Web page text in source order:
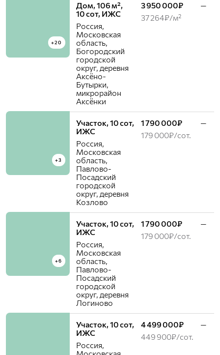
+20
Дом, 106 м²,
10 сот, ИЖС
Россия,
Московская
область,
Богородский
городской
округ, деревня
Аксёно-
Бутырки,
микрорайон
Аксёнки
3 950 000₽
37 264₽/м²
—
+3
Участок, 10 сот,
ИЖС
Россия,
Московская
область,
Павлово-
Посадский
городской
округ, деревня
Козлово
1 790 000₽
179 000₽/сот.
—
+6
Участок, 10 сот,
ИЖС
Россия,
Московская
область,
Павлово-
Посадский
городской
округ, деревня
Логиново
1 790 000₽
179 000₽/сот.
—
Участок, 10 сот,
ИЖС
Россия,
4 499 000₽
449 900₽/сот.
—